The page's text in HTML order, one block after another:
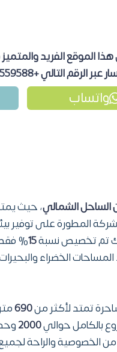
الموقع الفريد
التالي +201551559588.
واتساب
الساحل الشمالي، حيث
المطورة على توفير
تم تخصيص نسبة15
%
الخضراء
تمتد لأكثر من690
بالكامل حوالي2000
الخصوصية والراحة لجميع